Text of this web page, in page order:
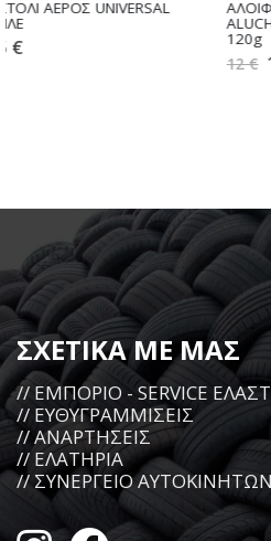
ΑΛΟΙΦΗ ΓΥΑΛΙΣΜΑΤΟΣ
ALUCHROM K2 CAR CARE
120g
ΣΧΕΤΙΚΑ ΜΕ ΜΑΣ
// ΕΜΠΟΡΙΟ - SERVICE
// ΕΥΘΥΓΡΑΜΜΙΣΕΙΣ
// ΑΝΑΡΤΗΣΕΙΣ
// ΕΛΑΤΗΡΙΑ
// ΣΥΝΕΡΓΕΙΟ ΑΥΤΟΚΙΝΗΤΩΝ